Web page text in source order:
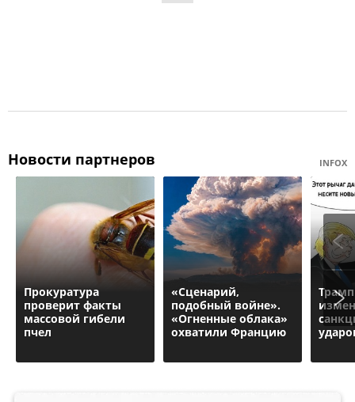
Новости партнеров INFOX
Прокуратурa
проверит факты
массовой гибели
пчел
«Сценарий,
подобный войне».
«Огненные облака»
охватили Францию